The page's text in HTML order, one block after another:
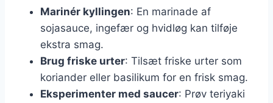
Marinér kyllingen: En marinade af
sojasauce, ingefær og hvidløg kan tilføje
ekstra smag.
Brug friske urter: Tilsæt friske urter som
koriander eller basilikum for en frisk smag.
Eksperimenter med saucer: Prøv teriyaki